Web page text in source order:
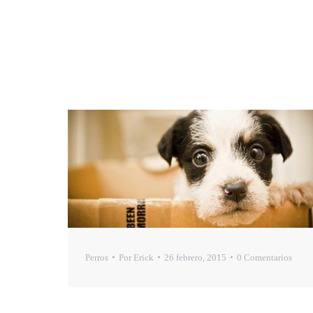
Perros Por Erick 26 febrero, 2015 0 Comentarios